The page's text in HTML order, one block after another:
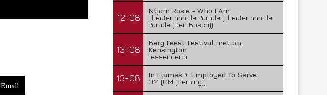
Email
12-08
Ntjam Rosie - Who I Am
Theater aan de Parade (Theater aan de
Parade (Den Bosch))
13-08
Berg Feest Festival met o.a.
Kensington
Tessenderlo
13-08
In Flames + Employed To Serve
OM (OM (Seraing))